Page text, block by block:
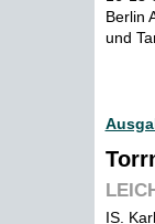
Berlin
und
IS.